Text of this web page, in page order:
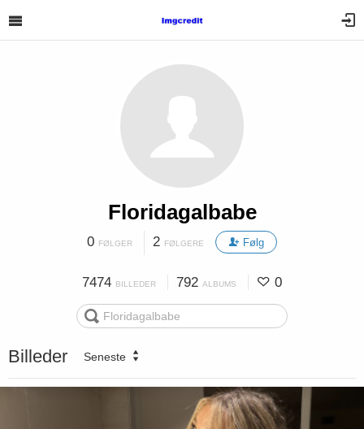
Floridagalbabe
0 FØLGER 2 FØLGERE Følg
7474 BILLEDER 792 ALBUMS 0
Billeder Seneste